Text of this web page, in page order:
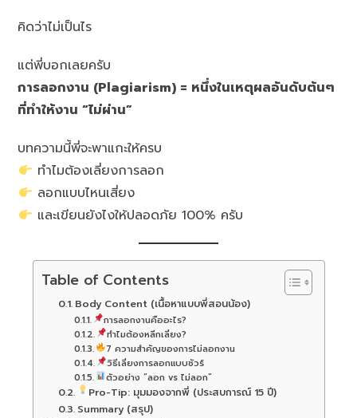
คิดว่าไม่เป็นไร
แต่พี่บอกเลยครับ
การลอกงาน (Plagiarism) = หนึ่งในเหตุผลอันดับต้นๆ
ที่ทำให้งาน “ไม่ผ่าน”
บทความนี้พี่จะพาแกะให้ครบ
ทำไมต้องเลี่ยงการลอก
ลอกแบบไหนเสี่ยง
และเขียนยังไงให้ปลอดภัย 100% ครับ
Table of Contents
Body Content (เนื้อหาแบบพี่สอนน้อง)
การลอกงานคืออะไร?
ทำไมต้องหลีกเลี่ยง?
7 ความสำคัญของการไม่ลอกงาน
วิธีเลี่ยงการลอกแบบชัวร์
ตัวอย่าง “ลอก vs ไม่ลอก”
Pro-Tip: มุมมองจากพี่ (ประสบการณ์ 15 ปี)
Summary (สรุป)